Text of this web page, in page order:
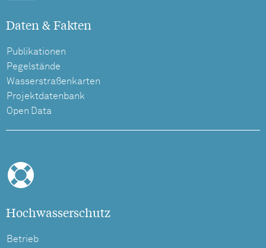
Daten & Fakten
Publikationen
Pegelstände
Wasserstraßenkarten
Projektdatenbank
Open Data
Hochwasserschutz
Betrieb